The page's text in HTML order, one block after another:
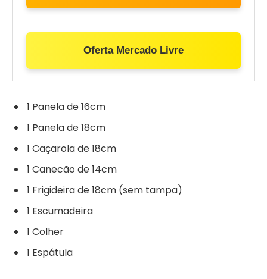
Oferta Mercado Livre
1 Panela de 16cm
1 Panela de 18cm
1 Caçarola de 18cm
1 Canecão de 14cm
1 Frigideira de 18cm (sem tampa)
1 Escumadeira
1 Colher
1 Espátula